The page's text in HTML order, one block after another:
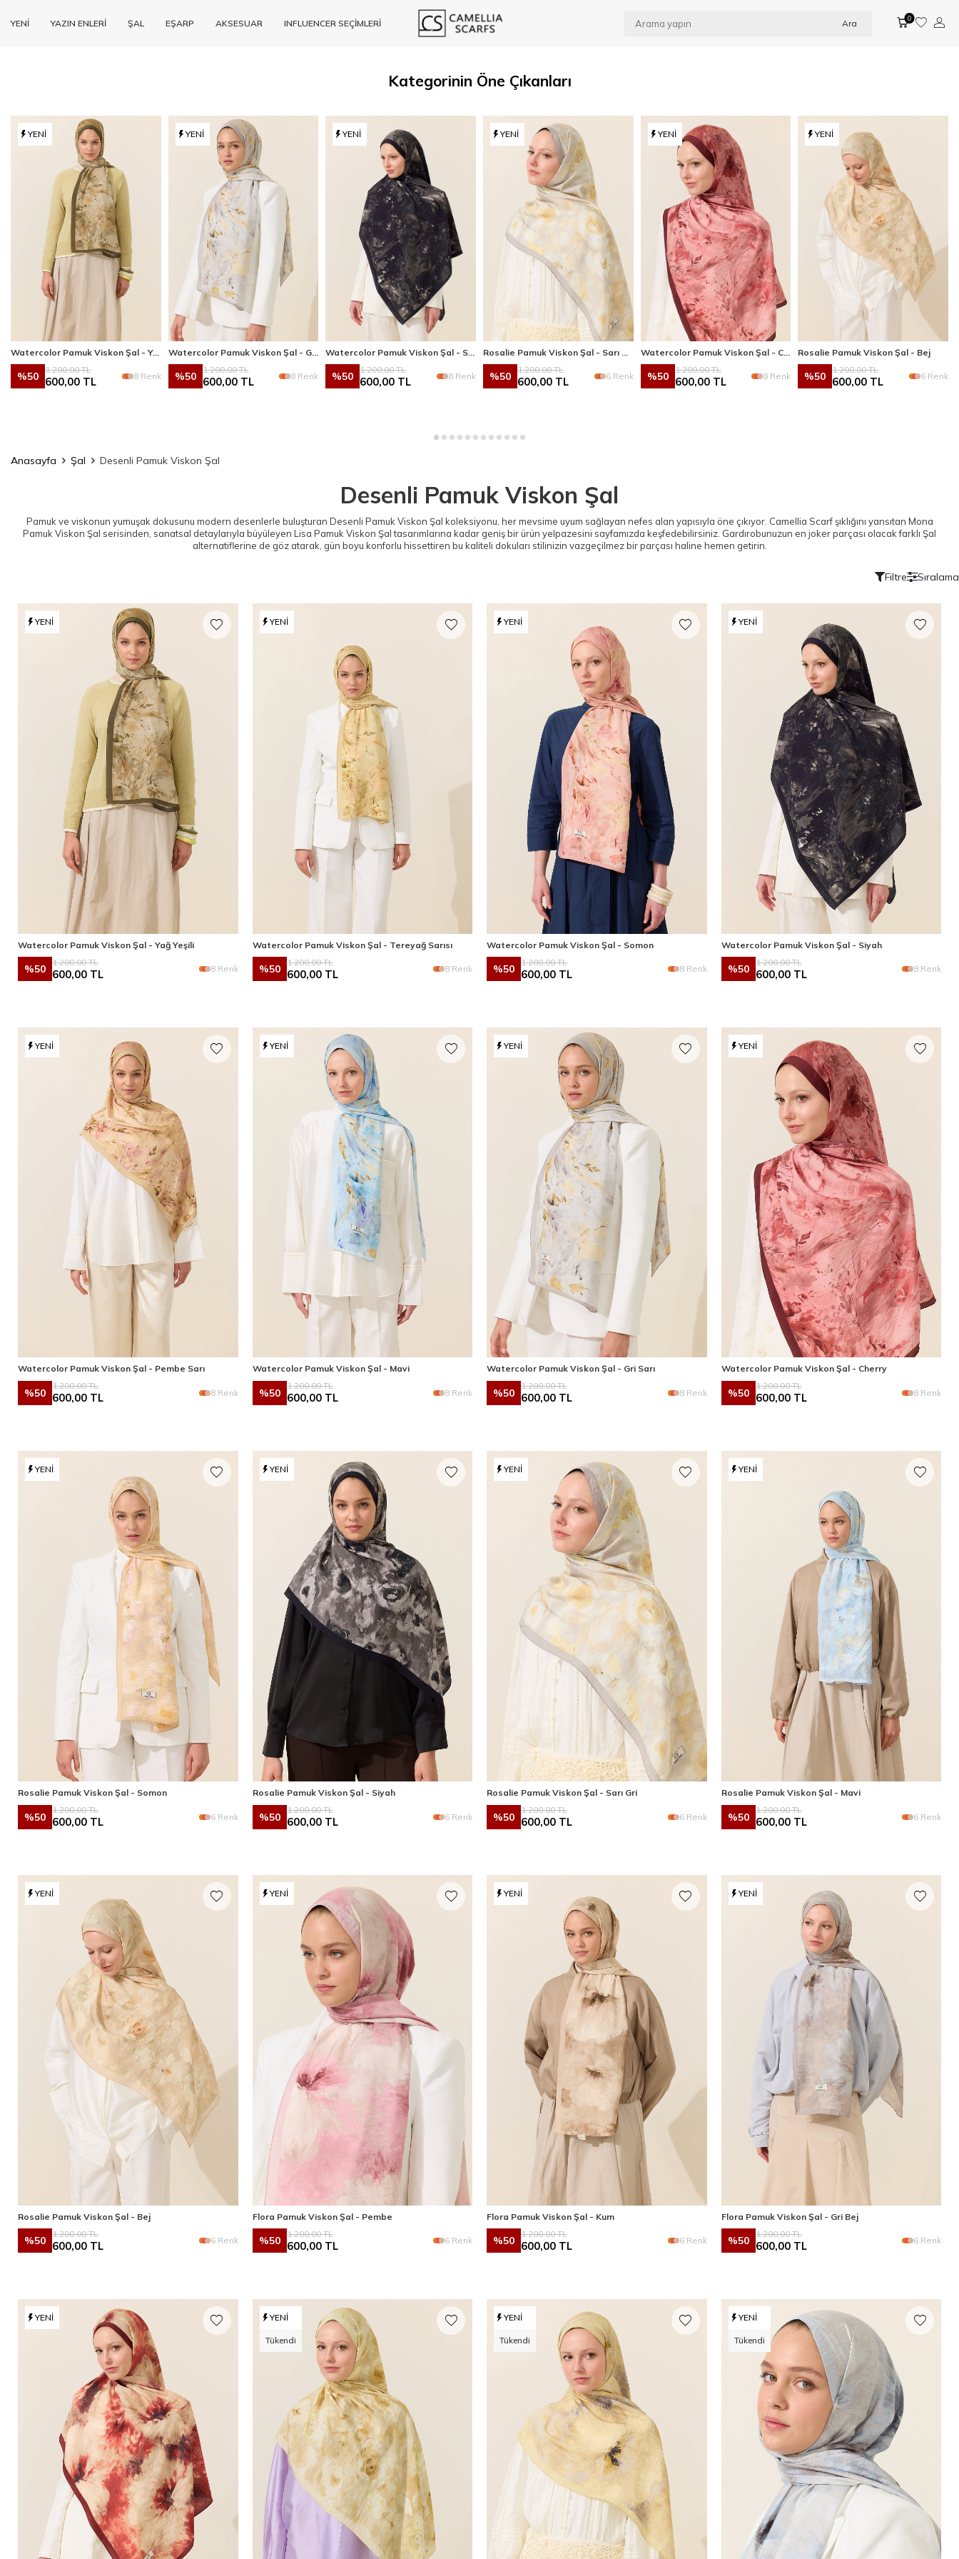
YENİ YAZIN ENLERİ ŞAL EŞARP AKSESUAR INFLUENCER SEÇİMLERİ Ara 0
Kategorinin Öne Çıkanları
YENI
Watercolor Pamuk Viskon Şal - Yağ Yeşili
%50
1.200,00TL
600,00TL 8 Renk
YENI
Watercolor Pamuk Viskon Şal - Gri Sarı
%50
1.200,00TL
600,00TL 8 Renk
YENI
%50
1.200,00TL
600,00 TL 8 Renk
YENI
%50
1.200,00TL
600,00TL 6 Renk
YENI
Watercolor Pamuk Viskon Şal - Cherry
%50
1.200,00TL
600,00TL 8 Renk
YENI
Rosalie Pamuk Viskon Şal - Bej
%50
1.200,00TL
600,00 TL 6 Renk
Anasayfa Şal Desenli Pamuk Viskon Şal
Desenli Pamuk Viskon Şal
Pamuk ve viskonun yumuşak dokusunu modern desenlerle buluşturan Desenli Pamuk Viskon Şal koleksiyonu, her mevsime uyum sağlayan nefes alan yapısıyla öne çıkıyor. Camellia Scarf şıklığını yansıtan Mona
Pamuk Viskon Şal serisinden, sanatsal detaylarıyla büyüleyen Lisa Pamuk Viskon Şaltasarımlarına kadar geniş bir ürün yelpazesini sayfamızda keşfedebilirsiniz. Gardırobunuzun en joker parçası olacak farklı Şal
alternatiflerine de göz atarak, gün boyu konforlu hissettiren bu kaliteli dokuları stilinizin vazgeçilmez bir parçası haline hemen getirin.
Filtre Sıralama
YENI
Watercolor Pamuk Viskon Şal - Yağ Yeşili
%50
1.200,00TL
600,00 TL 8 Renk
YENI
Watercolor Pamuk Viskon Şal - Tereyağ Sarısı
%50
1.200,00TL
600,00TL 8 Renk
YENI
Watercolor Pamuk Viskon Şal - Somon
%50
1.200,00TL
600,00 TL 8 Renk
YENI
Watercolor Pamuk Viskon Şal - Siyah
%50
1.200,00TL
600,00TL 8 Renk
YENI
Watercolor Pamuk Viskon Şal - Pembe Sarı
%50
1.200,00TL
600,00 TL 8 Renk
YENI
Watercolor Pamuk Viskon Şal - Mavi
%50
1.200,00TL
600,00TL 8 Renk
YENI
Watercolor Pamuk Viskon Şal - Gri Sarı
%50
1.200,00TL
600,00 TL 8 Renk
YENI
Watercolor Pamuk Viskon Şal - Cherry
%50
1.200,00TL
600,00TL 8 Renk
YENI
Rosalie Pamuk Viskon Şal - Somon
%50
1.200,00TL
600,00 TL 6 Renk
YENI
Rosalie Pamuk Viskon Şal - Siyah
%50
1.200,00TL
600,00TL 6 Renk
YENI
Rosalie Pamuk Viskon Şal - Sarı Gri
%50
1.200,00TL
600,00 TL 6 Renk
YENI
Rosalie Pamuk Viskon Şal - Mavi
%50
1.200,00TL
600,00TL 6 Renk
YENI
Rosalie Pamuk Viskon Şal - Bej
%50
1.200,00TL
600,00 TL 6 Renk
YENI
Flora Pamuk Viskon Şal - Pembe
%50
1.200,00TL
600,00TL 6 Renk
YENI
Flora Pamuk Viskon Şal - Kum
%50
1.200,00TL
600,00 TL 6 Renk
YENI
Flora Pamuk Viskon Şal - Gri Bej
%50
1.200,00TL
600,00TL 6 Renk
YENI YENI
Tükendi
YENI
Tükendi
YENI
Tükendi